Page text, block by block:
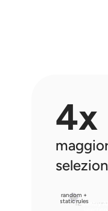
4x
12 sentry AI
random +
static rules